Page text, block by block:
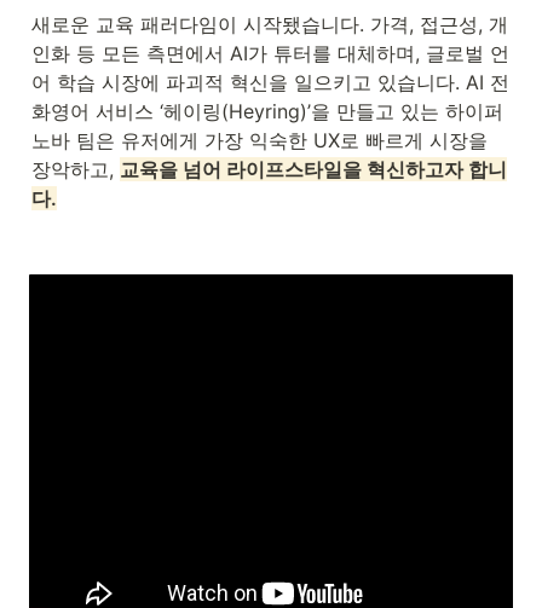
새로운 교육 패러다임이 시작됐습니다. 가격, 접근성, 개
인화 등 모든 측면에서 AI가 튜터를 대체하며, 글로벌 언
어 학습 시장에 파괴적 혁신을 일으키고 있습니다. AI 전
화영어 서비스 ‘헤이링(Heyring)’을 만들고 있는 하이퍼
노바 팀은 유저에게 가장 익숙한 UX로 빠르게 시장을
장악하고, 교육을 넘어 라이프스타일을 혁신하고자 합니
다.